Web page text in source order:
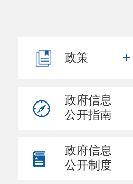
政策
政府信息
公开指南
政府信息
公开制度